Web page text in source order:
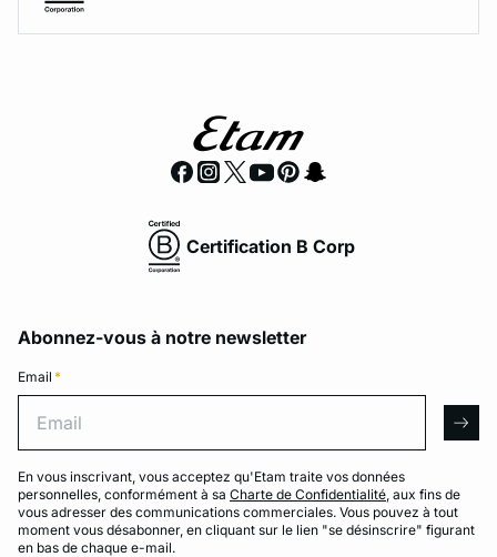
Certification B Corp
Abonnez-vous à notre newsletter
Email *
En vous inscrivant, vous acceptez qu'Etam traite vos données
personnelles, conformément à sa Charte de Confidentialité, aux fins de
vous adresser des communications commerciales. Vous pouvez à tout
moment vous désabonner, en cliquant sur le lien "se désinscrire" figurant
en bas de chaque e-mail.